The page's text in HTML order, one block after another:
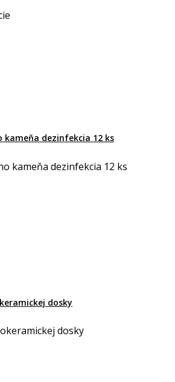
kameňa dezinfekcia 12 ks
kameňa dezinfekcia 12 ks
dosky
dosky